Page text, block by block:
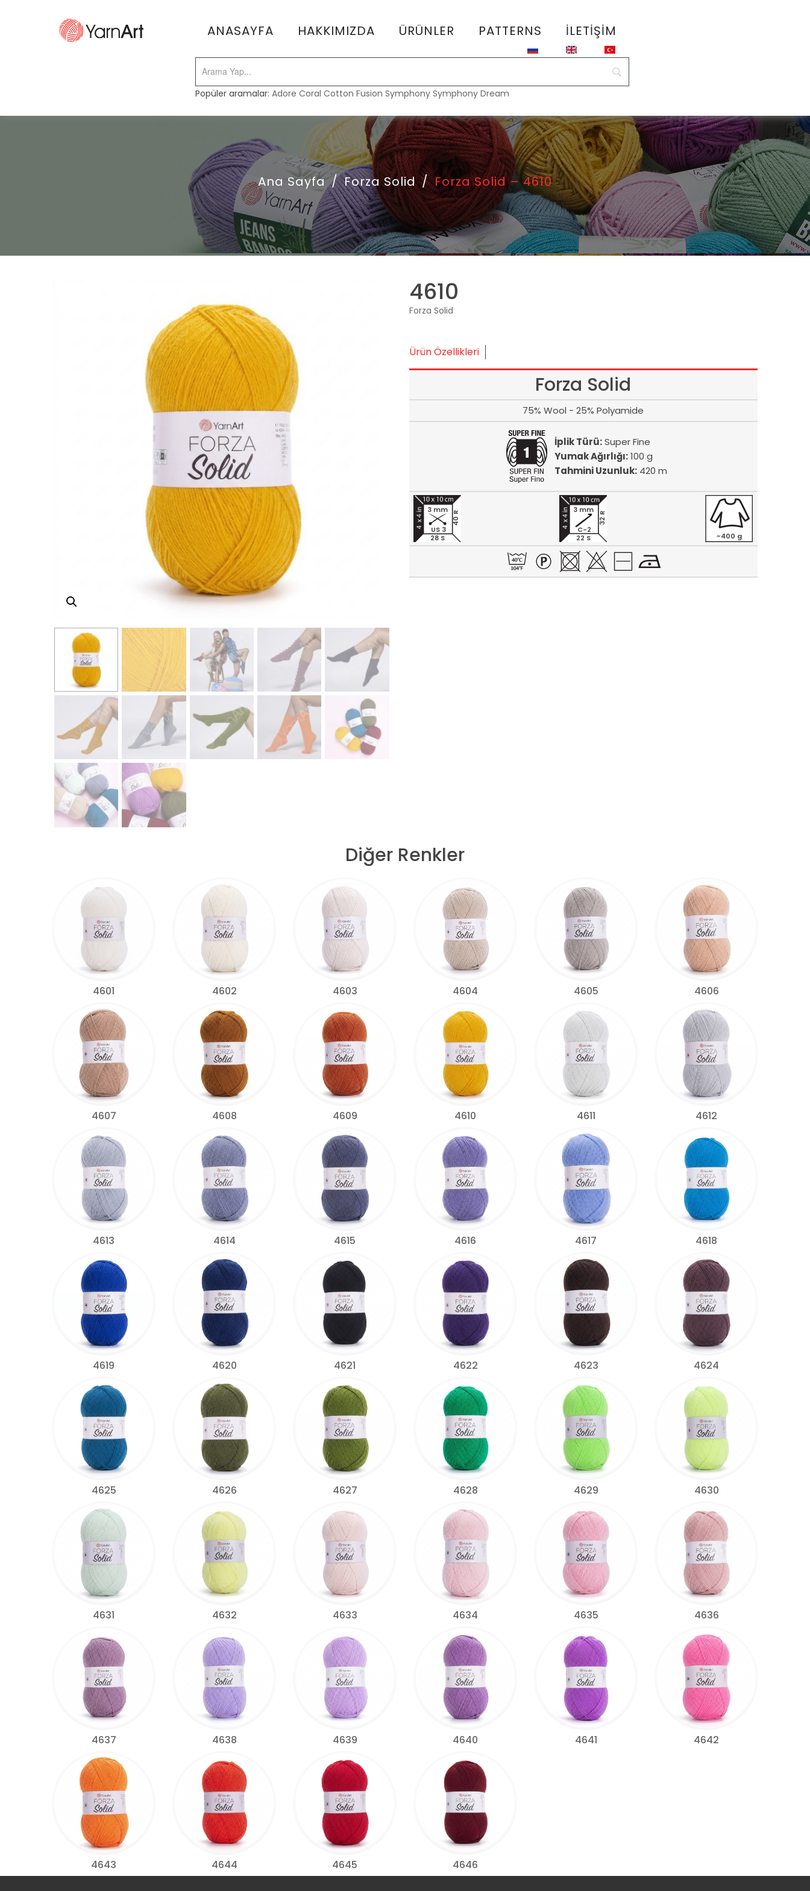
ANASAYFA HAKKIMIZDA ÜRÜNLER PATTERNS İLETIŞIM
Popüler aramalar:Adore Coral Cotton Fusion Symphony Symphony Dream
Ana Sayfa / Forza Solid / Forza Solid – 4610
4610
Forza Solid
Ürün Özellikleri
Forza Solid
75% Wool - 25% Polyamide
İplik Türü:Super Fine
Yumak Ağırlığı:100 g
Tahmini Uzunluk: 420 m
28 S
40 R
3 mm
US 3
22 S
32 R
3 mm
C-2
~400 g
Diğer Renkler
4601 4602 4603 4604 4605 4606
4607 4608 4609 4610 4611 4612
4613 4614 4615 4616 4617 4618
4619 4620 4621 4622 4623 4624
4625 4626 4627 4628 4629 4630
4631 4632 4633 4634 4635 4636
4637 4638 4639 4640 4641 4642
4643 4644 4645 4646